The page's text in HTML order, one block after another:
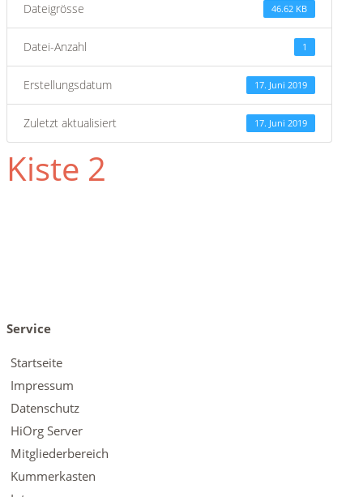
Dateigrösse 46.62 KB
Datei-Anzahl 1
Erstellungsdatum 17. Juni 2019
Zuletzt aktualisiert 17. Juni 2019
Kiste 2
Service
Startseite
Impressum
Datenschutz
HiOrg Server
Mitgliederbereich
Kummerkasten